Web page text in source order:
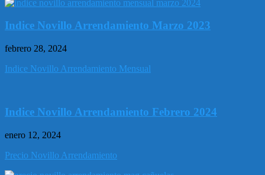
Indice Novillo Arrendamiento Marzo 2023
febrero 28, 2024
Indice Novillo Arrendamiento Mensual
Indice Novillo Arrendamiento Febrero 2024
enero 12, 2024
Precio Novillo Arrendamiento